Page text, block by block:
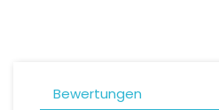
Bewertungen